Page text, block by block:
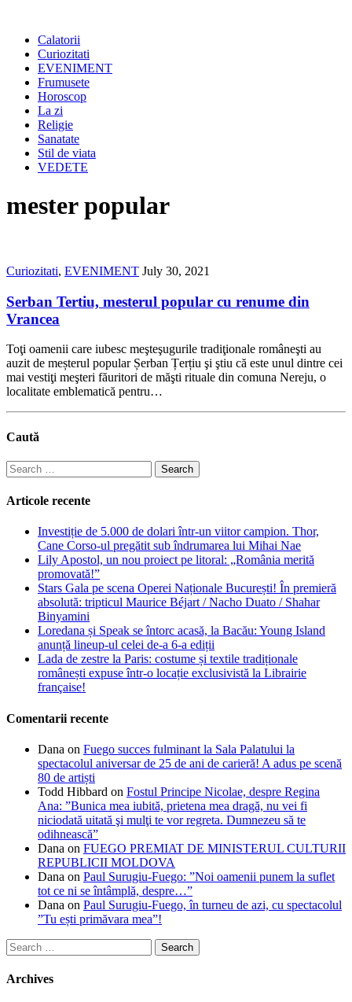
Calatorii
Curiozitati
EVENIMENT
Frumusete
Horoscop
La zi
Religie
Sanatate
Stil de viata
VEDETE
mester popular
Curiozitati, EVENIMENT July 30, 2021
Serban Tertiu, mesterul popular cu renume din
Vrancea
Toţi oamenii care iubesc meşteşugurile tradiţionale româneşti au
auzit de meșterul popular Șerban Țerțiu şi ştiu că este unul dintre cei
mai vestiţi meşteri făuritori de măşti rituale din comuna Nereju, o
localitate emblematică pentru…
Caută
Search
for:
Articole recente
Investiție de 5.000 de dolari într-un viitor campion. Thor,
Cane Corso-ul pregătit sub îndrumarea lui Mihai Nae
Lily Apostol, un nou proiect pe litoral: „România merită
promovată!”
Stars Gala pe scena Operei Naționale București! În premieră
absolută: tripticul Maurice Béjart / Nacho Duato / Shahar
Binyamini
Loredana și Speak se întorc acasă, la Bacău: Young Island
anunță lineup-ul celei de-a 6-a ediții
Lada de zestre la Paris: costume și textile tradiționale
românești expuse într-o locație exclusivistă la Librairie
française!
Comentarii recente
Dana on Fuego succes fulminant la Sala Palatului la
spectacolul aniversar de 25 de ani de carieră! A adus pe scenă
80 de artiști
Todd Hibbard on Fostul Principe Nicolae, despre Regina
Ana: ”Bunica mea iubită, prietena mea dragă, nu vei fi
niciodată uitată şi mulţi te vor regreta. Dumnezeu să te
odihnească”
Dana on FUEGO PREMIAT DE MINISTERUL CULTURII
REPUBLICII MOLDOVA
Dana on Paul Surugiu-Fuego: ”Noi oamenii punem la suflet
tot ce ni se întâmplă, despre…”
Dana on Paul Surugiu-Fuego, în turneu de azi, cu spectacolul
”Tu ești primăvara mea”!
Search
for:
Archives